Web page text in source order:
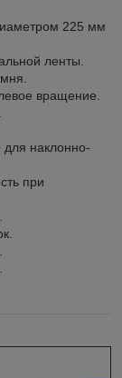
225 мм
ленты.
вращение.
наклонно-
при